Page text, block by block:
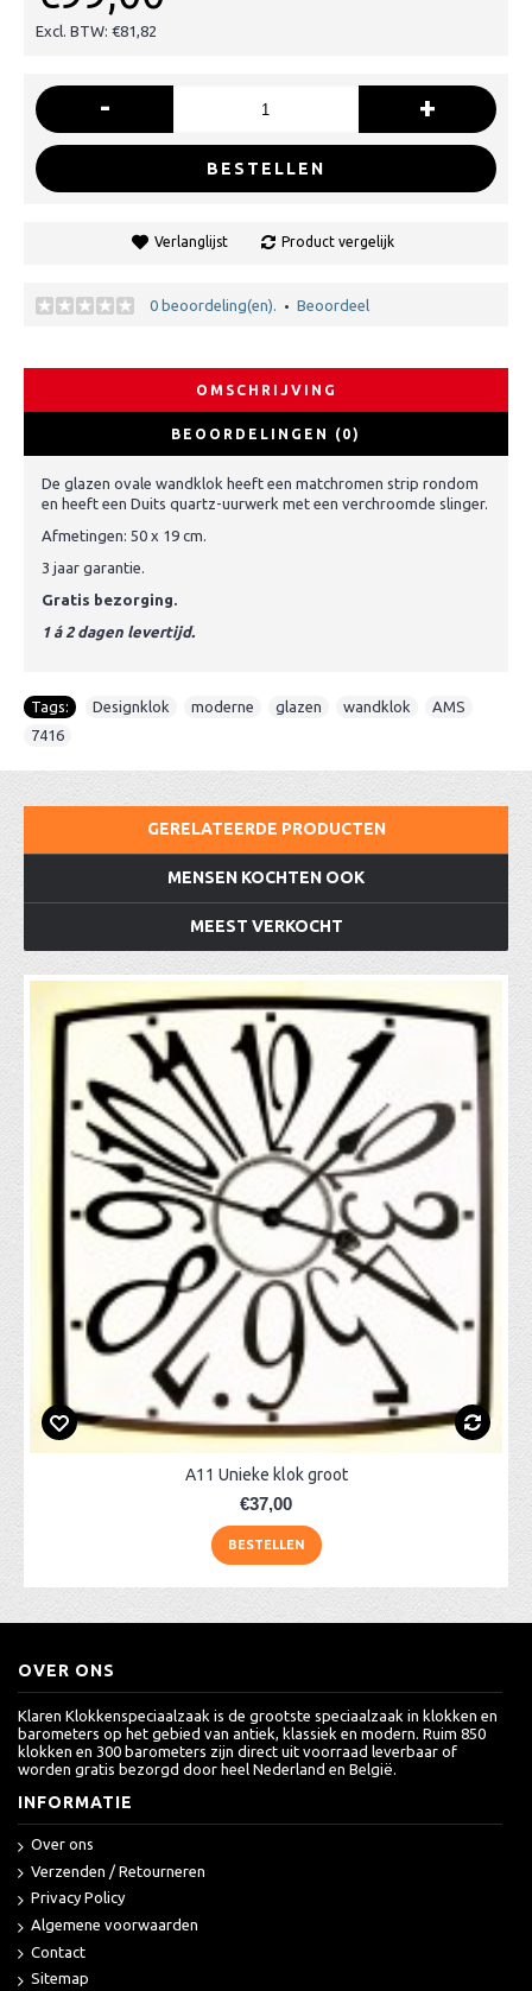
Excl. BTW: €81,82
- +
BESTELLEN
Verlanglijst Product vergelijk
0 beoordeling(en). • Beoordeel
OMSCHRIJVING
BEOORDELINGEN (0)
De glazen ovale wandklok heeft een matchromen strip rondom
en heeft een Duits quartz-uurwerk met een verchroomde slinger.
Afmetingen: 50 x 19 cm.
3 jaar garantie.
Gratis bezorging.
1 á 2 dagen levertijd.
Tags: Designklok moderne glazen wandklok AMS
7416
GERELATEERDE PRODUCTEN
MENSEN KOCHTEN OOK
MEEST VERKOCHT
A11 Unieke klok groot
€37,00
BESTELLEN
OVER ONS
Klaren Klokkenspeciaalzaak is de grootste speciaalzaak in klokken en
barometers op het gebied van antiek, klassiek en modern. Ruim 850
klokken en 300 barometers zijn direct uit voorraad leverbaar of
worden gratis bezorgd door heel Nederland en België.
INFORMATIE
Over ons
Verzenden / Retourneren
Privacy Policy
Algemene voorwaarden
Contact
Sitemap